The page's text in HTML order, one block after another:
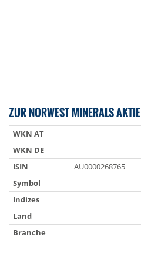
ZUR NORWEST MINERALS AKTIE
WKN AT
WKN DE
ISIN
AU0000268765
Symbol
Indizes
Land
Branche